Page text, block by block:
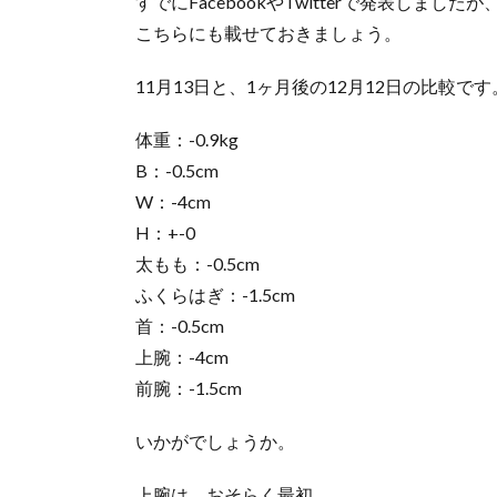
こちらにも載せておきましょう。
11月13日と、1ヶ月後の12月12日の比較です
体重：-0.9kg
B：-0.5cm
W：-4cm
H：+-0
太もも：-0.5cm
ふくらはぎ：-1.5cm
首：-0.5cm
上腕：-4cm
前腕：-1.5cm
いかがでしょうか。